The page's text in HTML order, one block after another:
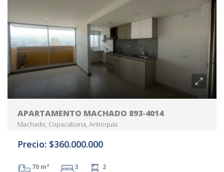
APARTAMENTO MACHADO 893-4014
Machado, Copacabana, Antioquia
Precio: $360.000.000
70 m² 3 2